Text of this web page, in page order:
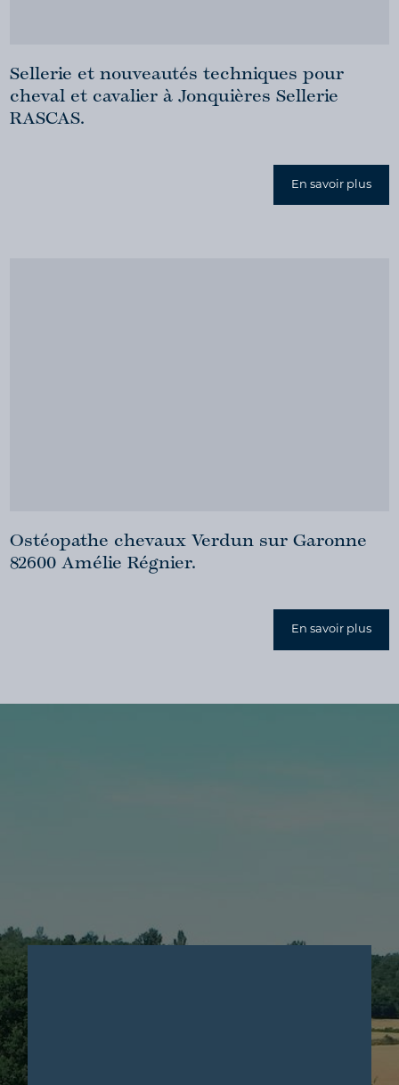
Sellerie et nouveautés techniques pour
cheval et cavalier à Jonquières Sellerie
RASCAS.
En savoir plus
Ostéopathe chevaux Verdun sur Garonne
82600 Amélie Régnier.
En savoir plus